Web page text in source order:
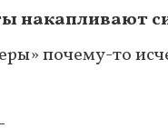
накапливают
почему-то